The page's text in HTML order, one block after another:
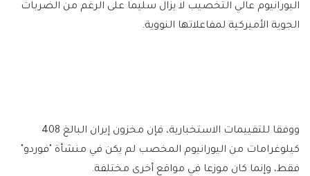
اليورانيوم عالي التخصيب لا يزال سليما على الرغم من الضربات
الجوية الأميركية لمفاعلاتها النووية.
ووفقا للتقييمات الاستخبارية، فإن مخزون إيران البالغ 408
كيلوغرامات من اليورانيوم المخصب لم يكن في منشأة "فوردو"
فقط، وإنما كان موزعا في مواقع أخرى مختلفة.